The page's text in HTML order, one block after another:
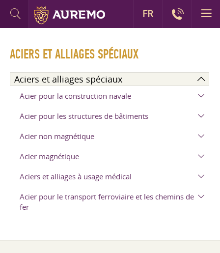
ACIERS ET ALLIAGES SPÉCIAUX
Aciers et alliages spéciaux
Acier pour la construction navale
Acier pour les structures de bâtiments
Acier non magnétique
Acier magnétique
Aciers et alliages à usage médical
Acier pour le transport ferroviaire et les chemins de
fer
FR